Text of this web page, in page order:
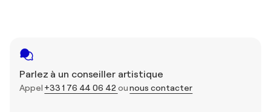
Parlez à un conseiller artistique
Appel +33 1 76 44 06 42ounous contacter